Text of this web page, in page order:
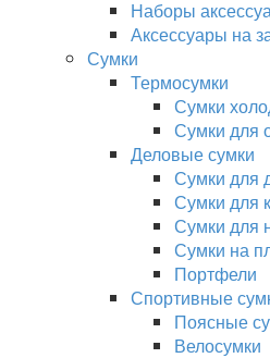
Наборы
Аксессуары на
Сумки
Термосумки
Сумки
Сумки для
Деловые сумки
Сумки для
Сумки для
Сумки для
Сумки на
Портфели
Спортивные
Поясные
Велосумки